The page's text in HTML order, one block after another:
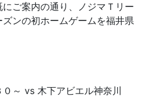
ご案内の通り、ノジマＴリー
ンの初ホームゲームを福井県
～ vs 木下アビエル神奈川